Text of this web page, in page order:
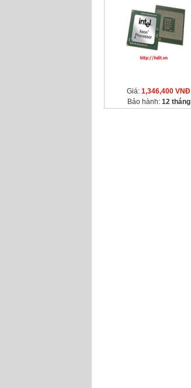
Giá: 1,346,400 VNĐ
Bảo hành: 12 tháng